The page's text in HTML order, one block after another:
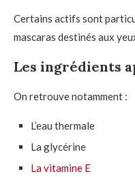
Certains actifs sont
mascaras destinés aux
Les ingrédients
On retrouve notamment :
L’eau thermale
La glycérine
La vitamine E